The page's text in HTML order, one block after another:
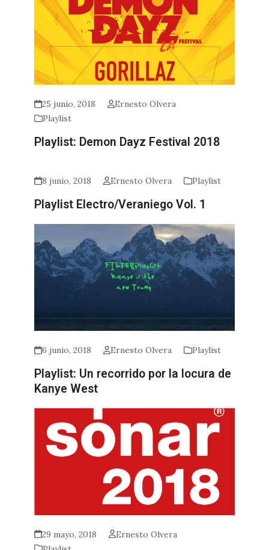
25 junio, 2018
Ernesto Olvera
Playlist
Playlist: Demon Dayz Festival 2018
8 junio, 2018 Ernesto Olvera Playlist
Playlist Electro/Veraniego Vol. 1
6 junio, 2018 Ernesto Olvera Playlist
Playlist: Un recorrido por la locura de
Kanye West
29 mayo, 2018
Ernesto Olvera